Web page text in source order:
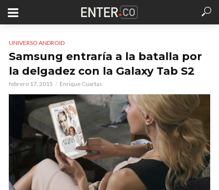
UNIVERSO ANDROID
Samsung entraría a la batalla por
la delgadez con la Galaxy Tab S2
febrero 17, 2015 Enrique Cuartas